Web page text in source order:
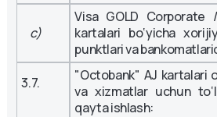
c)
Visa GOLD
kartalari bo‘yicha
punktlari va
3.7.
"Octobank" AJ kartalari
va xizmatlar uchun
qayta ishlash: